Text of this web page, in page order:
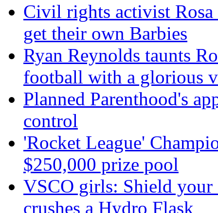
Civil rights activist Rosa
get their own Barbies
Ryan Reynolds taunts
football with a glorious
Planned Parenthood's
control
'Rocket League'
$250,000 prize pool
VSCO girls: Shield your
crushes a Hydro Flask